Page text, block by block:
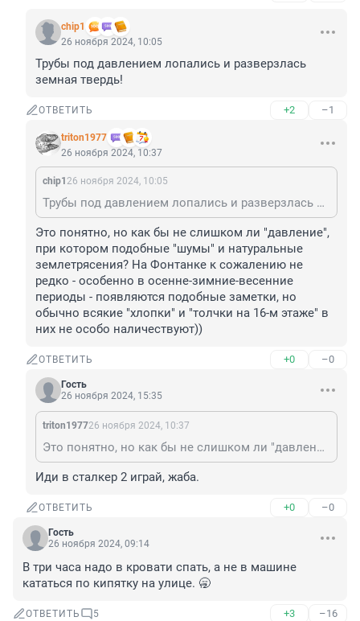
chip1
26 ноября 2024, 10:05
Трубы под давлением лопались и разверзлась
земная твердь!
ОТВЕТИТЬ +2 –1
triton1977
26 ноября 2024, 10:37
chip1 26 ноября 2024, 10:05
Трубы под давлением лопались и разверзлась земная твердь!
Это понятно, но как бы не слишком ли "давление",
при котором подобные "шумы" и натуральные
землетрясения? На Фонтанке к сожалению не
редко - особенно в осенне-зимние-весенние
периоды - появляются подобные заметки, но
обычно всякие "хлопки" и "толчки на 16-м этаже" в
них не особо наличествуют))
ОТВЕТИТЬ +0 –0
Гость
26 ноября 2024, 15:35
triton197726 ноября 2024, 10:37
Это понятно, но как бы не слишком ли "давление", при котором подобные "шумы" и натуральные землетрясения? На Фонтанке к сожалению не редко - особенно в осенне-зимние-весенние периоды - появляются подобные заметки, но обычно всякие "хлопки" и "толчки на 16-м этаже" в них не особо наличествуют))
Иди в сталкер 2 играй, жаба.
ОТВЕТИТЬ +0 –0
Гость
26 ноября 2024, 09:14
В три часа надо в кровати спать, а не в машине
кататься по кипятку на улице. 🥱
ОТВЕТИТЬ 5 +3 –16